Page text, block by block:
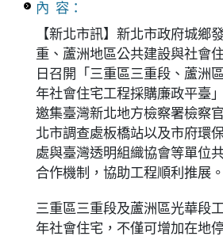
內 容：
【新北市訊】新北市政府城鄉
重、蘆洲地區公共建設與社會
日召開「三重區三重段、蘆洲
年社會住宅工程採購廉政平臺
邀集臺灣新北地方檢察署檢察
北市調查處板橋站以及市府環
處與臺灣透明組織協會等單位
合作機制，協助工程順利推展。
三重區三重段及蘆洲區光華段
年社會住宅，不僅可增加在地